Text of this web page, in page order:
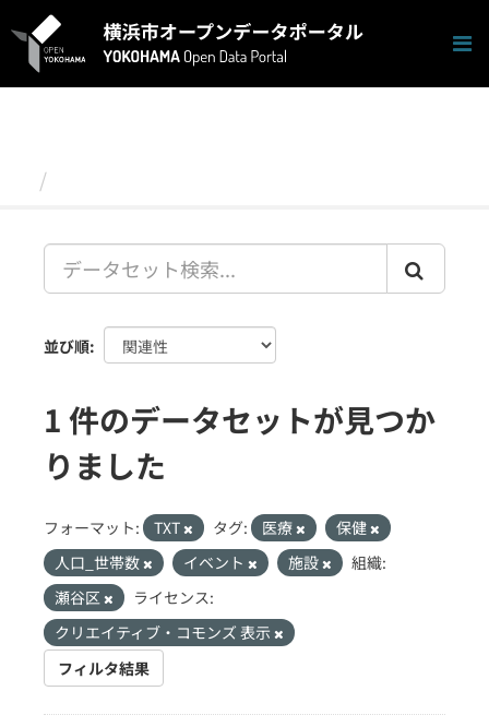
キ
並び順
1 件のデータセットが見つか
りました
フォーマット: TXT タグ: 医療
保健
人口_世帯数
イベント 施設
組織:
瀬谷区
ライセンス:
クリエイティブ・コモンズ 表示
フィルタ結果